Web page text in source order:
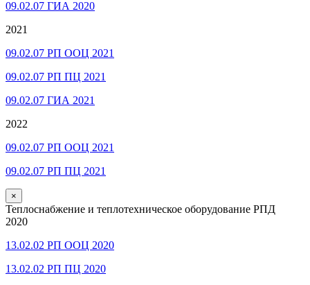
09.02.07 ГИА 2020
2021
09.02.07 РП ООЦ 2021
09.02.07 РП ПЦ 2021
09.02.07 ГИА 2021
2022
09.02.07 РП ООЦ 2021
09.02.07 РП ПЦ 2021
×
Теплоснабжение и теплотехническое оборудование РПД
2020
13.02.02 РП ООЦ 2020
13.02.02 РП ПЦ 2020